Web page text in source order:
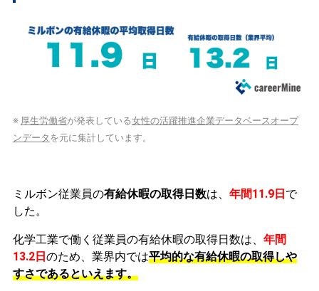
※ 厚生労働省が発表している女性の活躍推進企業データベースオープ
ンデータ を元に集計しています。
ミルボン従業員の有給休暇の取得日数は、 年間11.9日で
した。
化学工業で働く従業員の有給休暇の取得日数は、 年間
13.2日のため、業界内では平均的な有給休暇の取得しや
すさであるといえます。